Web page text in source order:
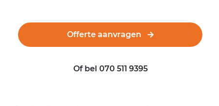
Offerte aanvragen
Of bel 070 511 9395